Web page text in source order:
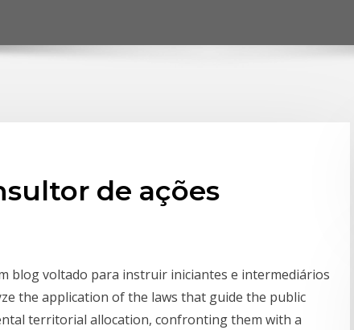
de ações
blog voltado para instruir iniciantes e intermediários
the application of the laws that guide the public
territorial allocation, confronting them with a